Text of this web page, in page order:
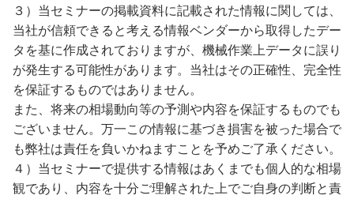
３）当セミナーの掲載資料に記載された情報に関しては、
当社が信頼できると考える情報ベンダーから取得したデー
タを基に作成されておりますが、機械作業上データに誤り
が発生する可能性があります。当社はその正確性、完全性
を保証するものではありません。
また、将来の相場動向等の予測や内容を保証するものでも
ございません。万一この情報に基づき損害を被った場合で
も弊社は責任を負いかねますことを予めご了承ください。
４）当セミナーで提供する情報はあくまでも個人的な相場
観であり、内容を十分ご理解された上でご自身の判断と責